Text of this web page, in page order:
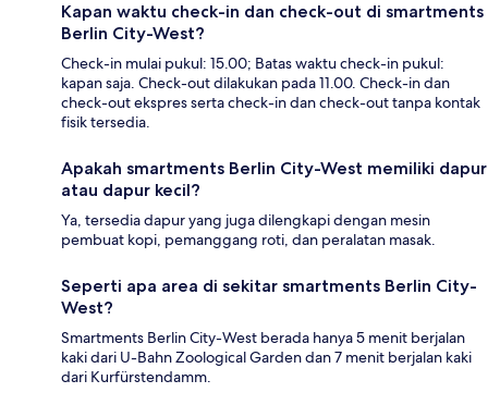
Kapan waktu check-in dan check-out di smartments
Berlin City-West?
Check-in mulai pukul: 15.00; Batas waktu check-in pukul:
kapan saja. Check-out dilakukan pada 11.00. Check-in dan
check-out ekspres serta check-in dan check-out tanpa kontak
fisik tersedia.
Apakah smartments Berlin City-West memiliki dapur
atau dapur kecil?
Ya, tersedia dapur yang juga dilengkapi dengan mesin
pembuat kopi, pemanggang roti, dan peralatan masak.
Seperti apa area di sekitar smartments Berlin City-
West?
Smartments Berlin City-West berada hanya 5 menit berjalan
kaki dari U-Bahn Zoological Garden dan 7 menit berjalan kaki
dari Kurfürstendamm.